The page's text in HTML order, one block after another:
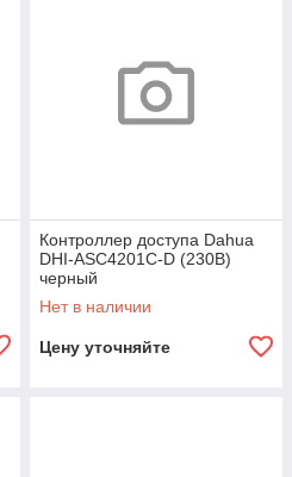
Контроллер доступа Dahua
DHI-ASC4201C-D (230В)
черный
Нет в наличии
Цену уточняйте